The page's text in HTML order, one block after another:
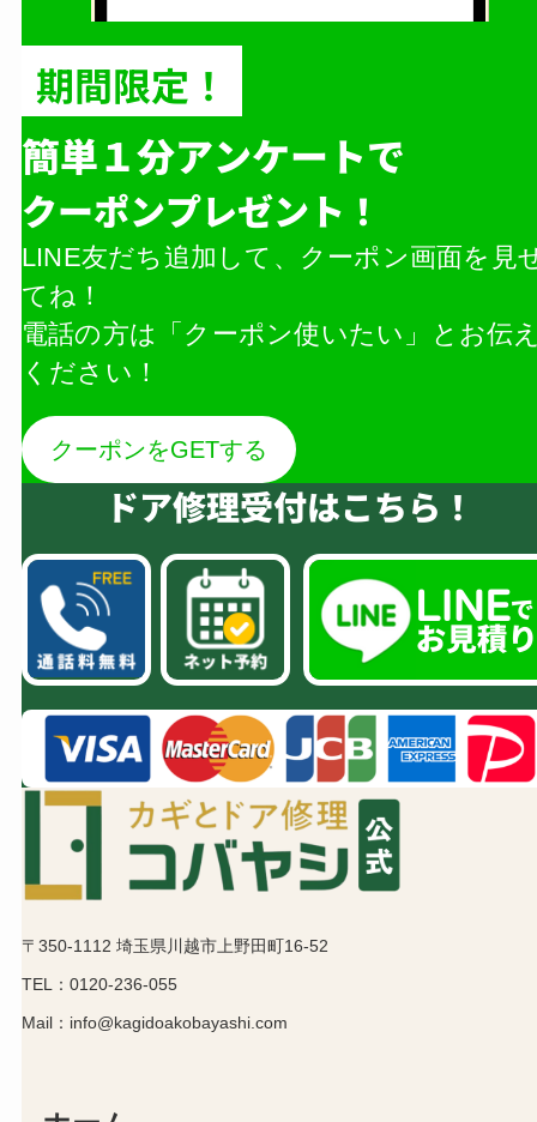
期間限定！
簡単１分アンケートで
クーポンプレゼント！
LINE友だち追加して、クーポン画面を見
てね！
電話の方は「クーポン使いたい」とお伝
ください！
クーポンをGETする
ドア修理受付はこちら！
〒350-1112 埼玉県川越市上野田町16-52
TEL：0120-236-055
Mail：info@kagidoakobayashi.com